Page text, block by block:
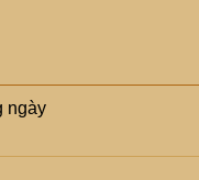
ngày